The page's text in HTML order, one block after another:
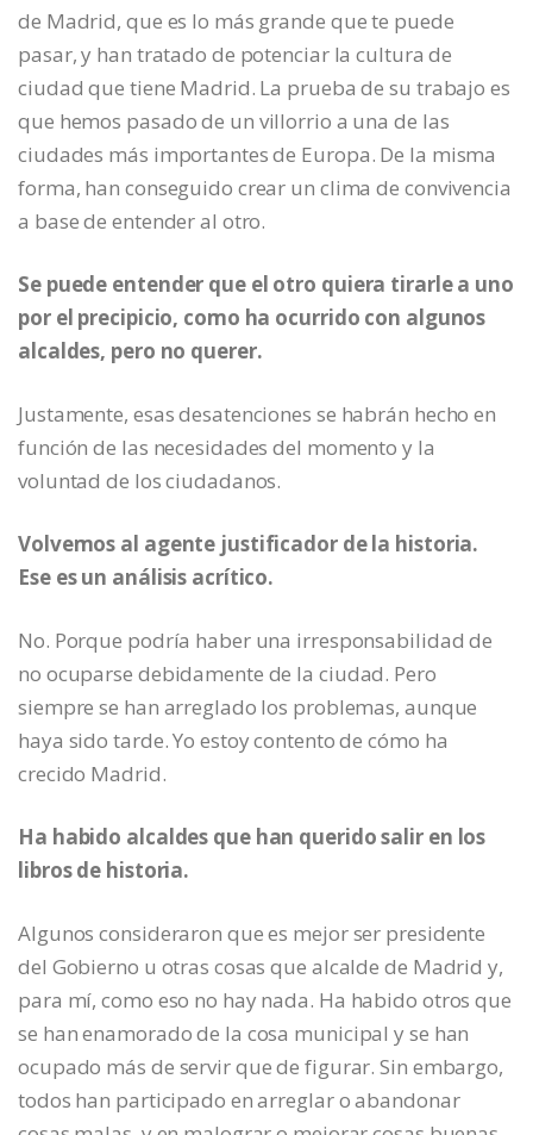
de Madrid, que es lo más grande que te puede
pasar, y han tratado de potenciar la cultura de
ciudad que tiene Madrid. La prueba de su trabajo es
que hemos pasado de un villorrio a una de las
ciudades más importantes de Europa. De la misma
forma, han conseguido crear un clima de convivencia
a base de entender al otro.
Se puede entender que el otro quiera tirarle a uno
por el precipicio, como ha ocurrido con algunos
alcaldes, pero no querer.
Justamente, esas desatenciones se habrán hecho en
función de las necesidades del momento y la
voluntad de los ciudadanos.
Volvemos al agente justificador de la historia.
Ese es un análisis acrítico.
No. Porque podría haber una irresponsabilidad de
no ocuparse debidamente de la ciudad. Pero
siempre se han arreglado los problemas, aunque
haya sido tarde. Yo estoy contento de cómo ha
crecido Madrid.
Ha habido alcaldes que han querido salir en los
libros de historia.
Algunos consideraron que es mejor ser presidente
del Gobierno u otras cosas que alcalde de Madrid y,
para mí, como eso no hay nada. Ha habido otros que
se han enamorado de la cosa municipal y se han
ocupado más de servir que de figurar. Sin embargo,
todos han participado en arreglar o abandonar